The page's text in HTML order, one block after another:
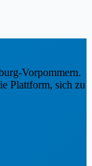
Vorpommern.
Plattform, sich zu